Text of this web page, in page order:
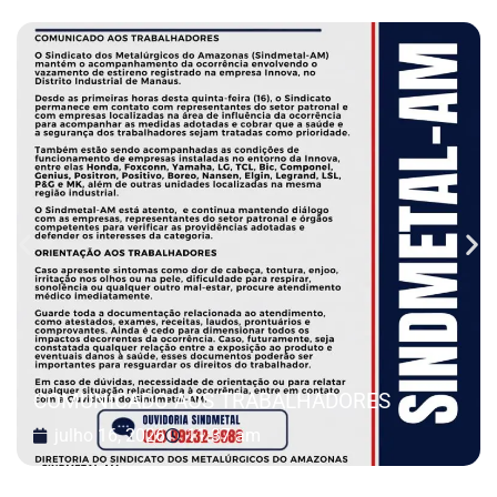
COMUNICADO AOS TRABALHADORES
julho 16, 2026 11:37 am